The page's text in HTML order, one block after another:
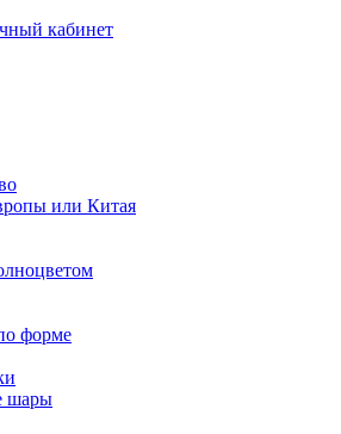
кабинет
или Китая
форме
шары